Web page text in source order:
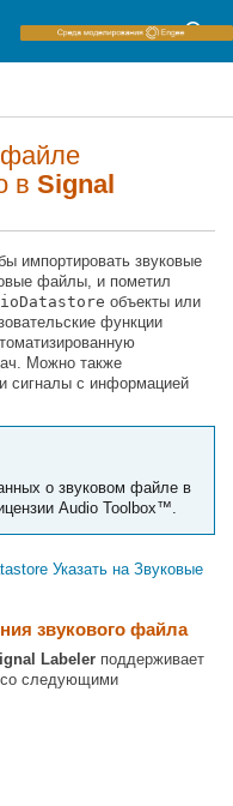
в Signal
импортировать звуковые
файлы, и пометил
объекты или
функции
Можно также
сигналы с информацией
о звуковом файле в
Audio Toolbox™.
Указать на Звуковые
звукового файла
Labeler поддерживает
со следующими